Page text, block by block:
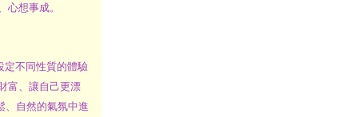
心想事成。
不同性質的體驗
富、讓自己更漂
、自然的氣氛中進